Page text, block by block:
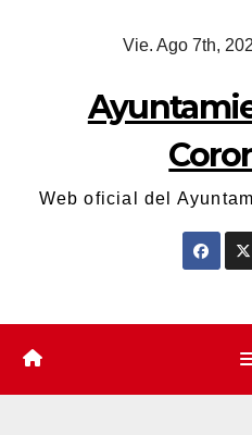
Vie. Ago 7th,
Web oficial del